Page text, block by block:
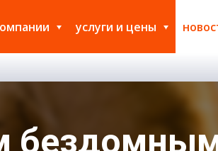
услуги и цены